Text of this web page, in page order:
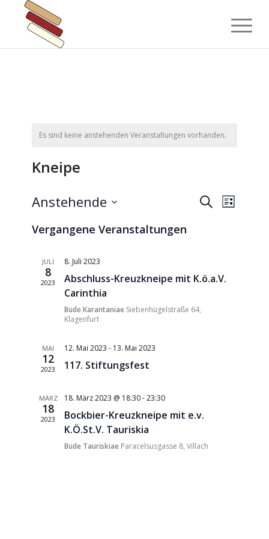
Es sind keine anstehenden Veranstaltungen vorhanden.
Kneipe
SucheListe
Anstehende
wählen.
Vergangene Veranstaltungen
JULI
8
2023
8. Juli 2023
Abschluss-Kreuzkneipe mit K.ö.a.V.
Carinthia
Bude Karantaniae Siebenhügelstraße 64,
Klagenfurt
MAI
12
2023
12. Mai 2023 - 13. Mai 2023
117. Stiftungsfest
MÄRZ
18
2023
18. März 2023 @ 18:30-23:30
Bockbier-Kreuzkneipe mit e.v.
K.Ö.St.V. Tauriskia
Bude Tauriskiae Paracelsusgasse 8, Villach